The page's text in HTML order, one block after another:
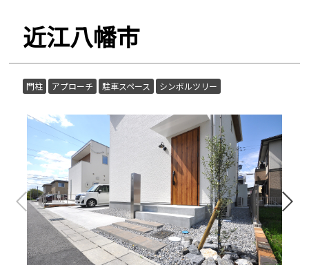
せはこちら
近江八幡市
門柱 アプローチ 駐車スペース シンボルツリー